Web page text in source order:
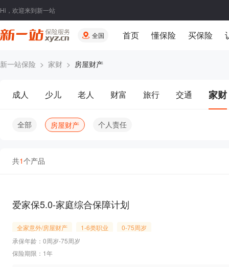
Hi，欢迎来到新一站
全国 首页 懂保险 买保险
新一站保险 > 家财 > 房屋财产
成人 少儿 老人 财富 旅行 交通 家财
全部 房屋财产 个人责任
共1个产品
爱家保5.0-家庭综合保障计划
全家意外/房屋财产 1-6类职业
0-75周岁
承保年龄：0周岁-75周岁
保险期限：1年